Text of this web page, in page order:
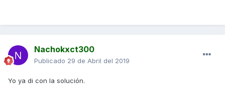
Nachokxct300
Publicado 29 de Abril del 2019
Yo ya di con la solución.